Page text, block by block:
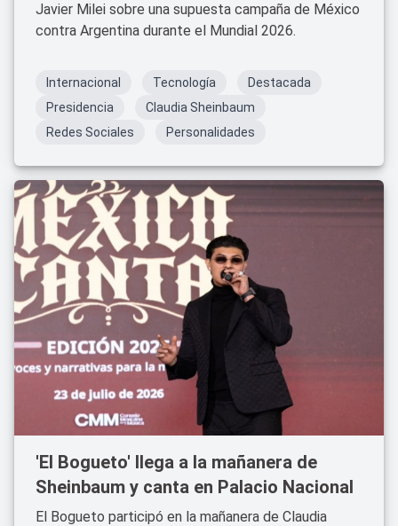
Javier Milei sobre una supuesta campaña de México
contra Argentina durante el Mundial 2026.
Internacional Tecnología
Destacada
Presidencia
Claudia Sheinbaum
Redes Sociales
Personalidades
'El Bogueto' llega a la mañanera de
Sheinbaum y canta en Palacio Nacional
El Bogueto participó en la mañanera de Claudia